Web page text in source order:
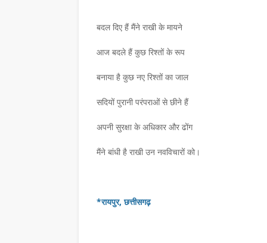
बदल दिए हैं मैंने राखी के मायने
आज बदले हैं कुछ रिश्तों के रूप
बनाया है कुछ नए रिश्तों का जाल
सदियों पुरानी परंपराओं से छीने हैं
अपनी सुरक्षा के अधिकार और ढोंग
मैंने बांधी है राखी उन नवविचारों को।
*रायपुर, छत्तीसगढ़